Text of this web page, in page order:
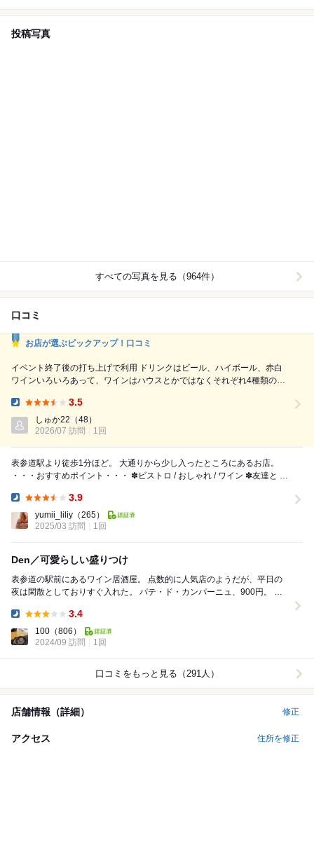
投稿写真
すべての写真を見る（964件）
口コミ
お店が選ぶピックアップ！口コミ
イベント終了後の打ち上げで利用 ドリンクはビール、ハイボール、赤白
ワインいろいろあって、ワインはハウスとかではなくそれぞれ4種類のご
若干変わり種が多いですが、終盤にインパクトありありの肉の盛り合わせ
プレートといい塩梅のシラスごはんで締め デザートにカッサータもき
て、表参道駅近で飲み放題付きで6000円は優秀です
3.5
しゅか22 （48）
2026/07 訪問
1回
表参道駅より徒歩1分ほど。 大通りから少し入ったところにあるお店。
・・・おすすめポイント・・・ ✽ビストロ / おしゃれ / ワイン ✽友達と /
3.9
yumii_liliy （265）
2025/03 訪問
1回
Den／可愛らしい盛りつけ
表参道の駅前にあるワイン居酒屋。 点数的に人気店のようだが、平日の
夜は閑散としておりすぐ入れた。 パテ・ド・カンパーニュ、900円。 大
3.4
100 （806）
2024/09 訪問
1回
口コミをもっと見る（291人）
店舗情報（詳細） 修正
アクセス 住所を修正